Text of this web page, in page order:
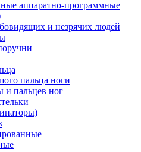
аппаратно-программные
и незрячих людей
пальца ноги
и пальцев ног